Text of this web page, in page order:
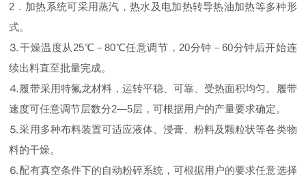
2．加热系统可采用蒸汽，热水及电加热转导热油加热等多种形
式。
⒊干燥温度从25℃－80℃任意调节，20分钟－60分钟后开始连
续出料直至批量完成。
⒋履带采用特氟龙材料，运转平稳、可靠、受热面积均匀。履带
速度可任意调节层数分2—5层，可根据用户的产量要求确定。
⒌采用多种布料装置可适应液体、浸膏、粉料及颗粒状等各类物
料的干燥。
⒍配有真空条件下的自动粉碎系统，可根据用户的要求任意选择